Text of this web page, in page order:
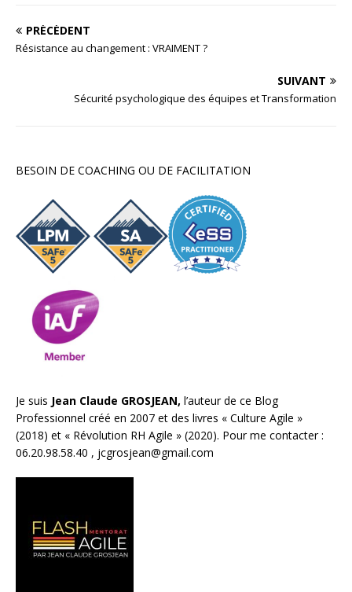
PRÉCÉDENT
Résistance au changement : VRAIMENT ?
SUIVANT
Sécurité psychologique des équipes et Transformation
BESOIN DE COACHING OU DE FACILITATION
Je suis Jean Claude GROSJEAN, l’auteur de ce Blog
Professionnel créé en 2007 et des livres « Culture Agile »
(2018) et « Révolution RH Agile » (2020). Pour me contacter :
06.20.98.58.40 , jcgrosjean@gmail.com